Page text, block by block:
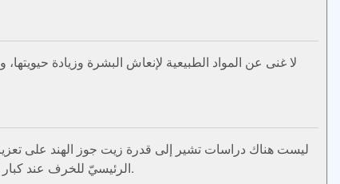
ليست هناك دراسات تشير إلى قدرة زيت جوز الهند على
الرئيسيّ للخرف عند كبار السنّ في جميع أنحاء العالم، ولكنّ هذه الفائدة غير مؤكدة بعد، [١] ولقراءة المزيد حولها يمكن الرجوع إلى فقرة فوائد زيت جوز الهند.